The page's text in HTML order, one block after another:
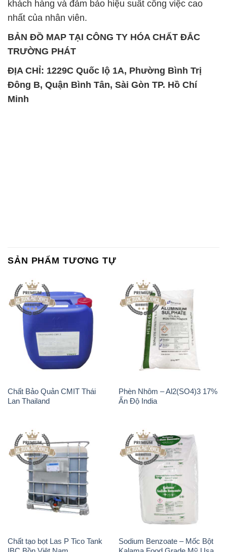
khách hàng và đảm bảo hiệu suất công việc cao
nhất của nhân viên.
BẢN ĐỒ MAP TẠI CÔNG TY HÓA CHẤT ĐẮC
TRƯỜNG PHÁT
ĐỊA CHỈ: 1229C Quốc lộ 1A, Phường Bình Trị
Đông B, Quận Bình Tân, Sài Gòn TP. Hồ Chí
Minh
SẢN PHẨM TƯƠNG TỰ
Chất Bảo Quản CMIT Thái
Lan Thailand
Phèn Nhôm – Al2(SO4)3 17%
Ấn Độ India
Chất tạo bọt Las P Tico Tank
Sodium Benzoate – Mốc Bột